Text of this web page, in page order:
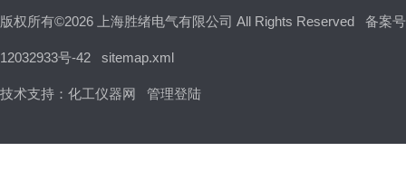
版权所有©2026 上海胜绪电气有限公司 All Rights Reserved 备案
12032933号-42 sitemap.xml
技术支持： 化工仪器网 管理登陆